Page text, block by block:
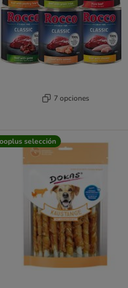
7 opciones
selección